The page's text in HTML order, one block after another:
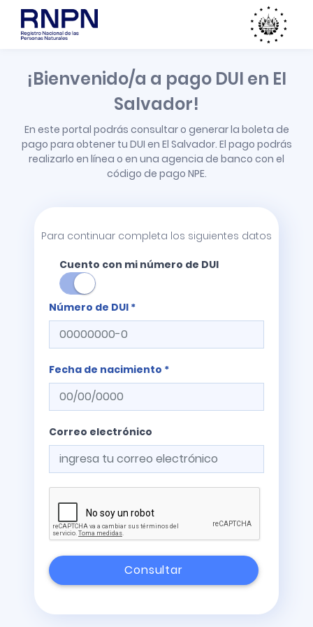
¡Bienvenido/a a pago DUI en El
Salvador!
En este portal podrás consultar o generar la boleta de
pago para obtener tu DUI en El Salvador. El pago podrás
realizarlo en línea o en una agencia de banco con el
código de pago NPE.
Para continuar completa los siguientes datos
Cuento con mi número de DUI
Número de DUI *
Fecha de nacimiento *
Correo electrónico